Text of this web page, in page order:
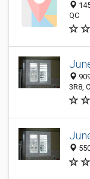
QC
3R8,